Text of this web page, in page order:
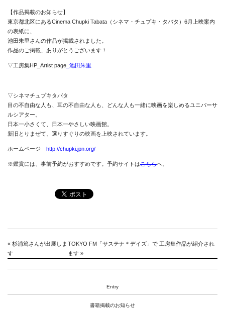
News
Exhibitions
Goods
Access
Link
【作品掲載のお知らせ】
東京都北区にあるCinema Chupki Tabata（シネマ・チュプキ・タバタ）6月上映案内
の表紙に、
池田朱里さんの作品が掲載されました。
作品のご掲載、ありがとうございます！
▽工房集HP_Artist page 池田朱里
▽シネマチュプキタバタ
目の不自由な人も、耳の不自由な人も、どんな人も一緒に映画を楽しめるユニバーサ
ルシアター。
日本一小さくて、日本一やさしい映画館。
新旧とりまぜて、選りすぐりの映画を上映されています。
ホームページ http://chupki.jpn.org/
※鑑賞には、事前予約がおすすめです。予約サイトはこちらへ。
« 杉浦篤さんが出展しま
す
TOKYO FM「サステナ＊デイズ」で 工房集作品が紹介され
ます»
Entry
書籍掲載のお知らせ